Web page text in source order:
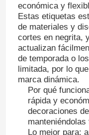
económica y
Estas etiquetas
de materiales y
cortes en negrita,
actualizan
de temporada o
limitada, por lo
marca dinámica.
Por qué
rápida y
decoraciones
Lo mejor para: